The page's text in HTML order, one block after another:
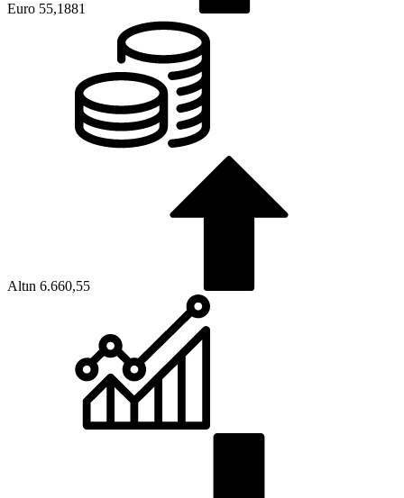
Euro 55,1881
Altın 6.660,55